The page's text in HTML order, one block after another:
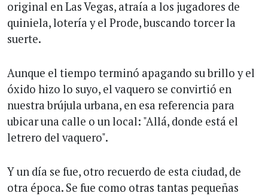
original en Las Vegas, atraía a los jugadores de
quiniela, lotería y el Prode, buscando torcer la
suerte.
Aunque el tiempo terminó apagando su brillo y el
óxido hizo lo suyo, el vaquero se convirtió en
nuestra brújula urbana, en esa referencia para
ubicar una calle o un local: "Allá, donde está el
letrero del vaquero".
Y un día se fue, otro recuerdo de esta ciudad, de
otra época. Se fue como otras tantas pequeñas